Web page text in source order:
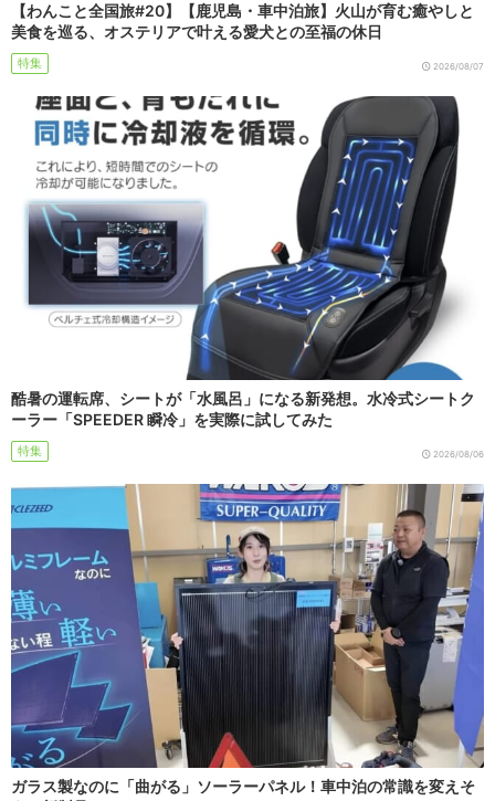
【わんこと全国旅#20】【鹿児島・車中泊旅】火山が育む癒やしと
美食を巡る、オステリアで叶える愛犬との至福の休日
特集 2026/08/07
酷暑の運転席、シートが「水風呂」になる新発想。水冷式シートク
ーラー「SPEEDER 瞬冷」を実際に試してみた
特集 2026/08/06
ガラス製なのに「曲がる」ソーラーパネル！車中泊の常識を変えそ